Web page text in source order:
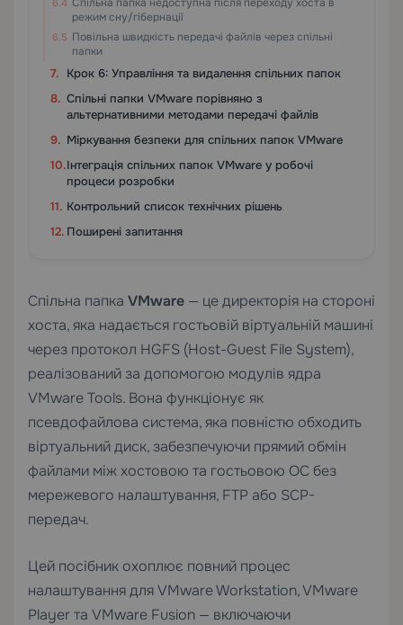
режим сну/гібернації
Повільна швидкість передачі файлів через спільні
папки
Крок 6: Управління та видалення спільних папок
Спільні папки VMware порівняно з
альтернативними методами передачі файлів
Міркування безпеки для спільних папок VMware
Інтеграція спільних папок VMware у робочі
процеси розробки
Контрольний список технічних рішень
Поширені запитання
Спільна папка VMware — це директорія на стороні
хоста, яка надається гостьовій віртуальній машині
через протокол HGFS (Host-Guest File System),
реалізований за допомогою модулів ядра
VMware Tools. Вона функціонує як
псевдофайлова система, яка повністю обходить
віртуальний диск, забезпечуючи прямий обмін
файлами між хостовою та гостьовою ОС без
мережевого налаштування, FTP або SCP-
передач.
Цей посібник охоплює повний процес
налаштування для VMware Workstation, VMware
Player та VMware Fusion — включаючи